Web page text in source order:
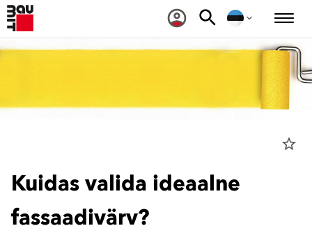
star_border
Kuidas valida ideaalne
fassaadivärv?